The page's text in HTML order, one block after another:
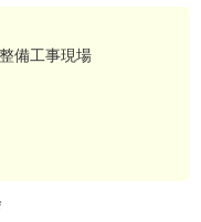
備工事現場